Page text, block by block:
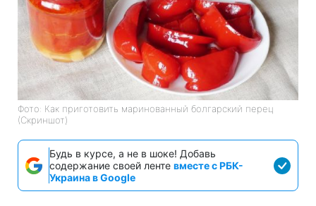
Фото: Как приготовить маринованный болгарский перец
(Скриншот)
Будь в курсе, а не в шоке! Добавь
содержание своей ленте вместе с РБК-
Украина в Google